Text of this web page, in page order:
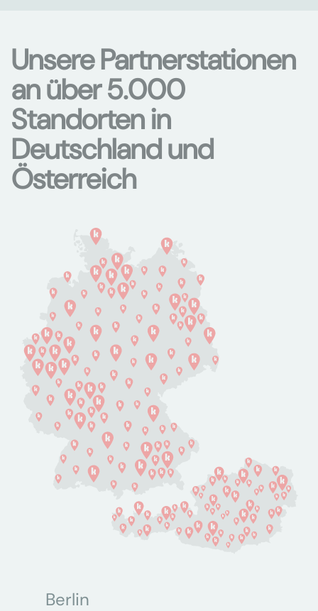
Unsere Partnerstationen
an über 5.000
Standorten in
Deutschland und
Österreich
Berlin